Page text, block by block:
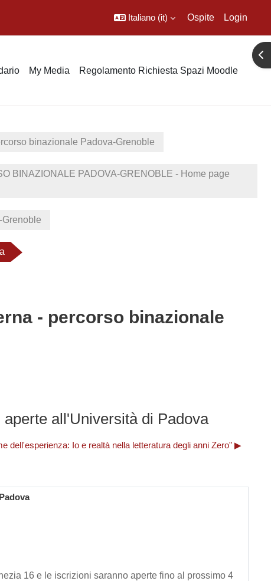
Italiano ‎(it)‎ Ospite Login
My Media Regolamento Richiesta Spazi Moodle
binazionale Padova-Grenoble
BINAZIONALE PADOVA-GRENOBLE - Home page
- percorso binazionale
all'Università di Padova
dell'esperienza: Io e realtà nella letteratura degli anni Zero" ▶︎
16 e le iscrizioni saranno aperte fino al prossimo 4